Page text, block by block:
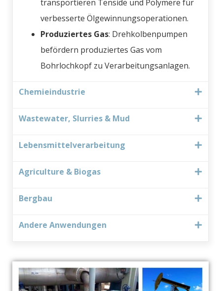
transportieren Tenside und Polymere für
verbesserte Ölgewinnungsoperationen.
Produziertes Gas: Drehkolbenpumpen
befördern produziertes Gas vom
Bohrlochkopf zu Verarbeitungsanlagen.
Chemieindustrie
Wastewater, Slurries & Mud
Lebensmittelverarbeitung
Agriculture & Biogas
Bergbau
Andere Anwendungen